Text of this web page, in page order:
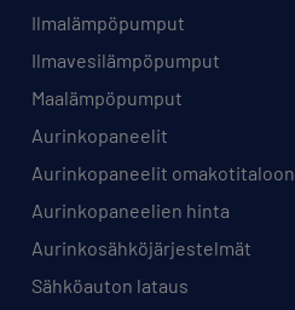
Ilmalämpöpumput
Ilmavesilämpöpumput
Maalämpöpumput
Aurinkopaneelit
Aurinkopaneelit omakotitaloon
Aurinkopaneelien hinta
Aurinkosähköjärjestelmät
Sähköauton lataus